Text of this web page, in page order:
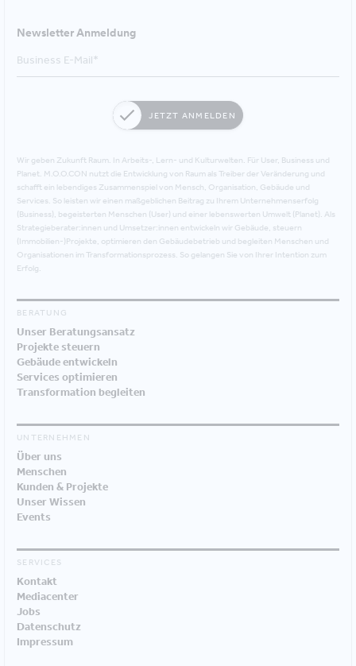
Newsletter Anmeldung
JETZT ANMELDEN
Wir geben Zukunft Raum. In Arbeits-, Lern- und Kulturwelten. Für User, Business und
Planet. M.O.O.CON nutzt die Entwicklung von Raum als Treiber der Veränderung und
schafft ein lebendiges Zusammenspiel von Mensch, Organisation, Gebäude und
Services. So leisten wir einen maßgeblichen Beitrag zu Ihrem Unternehmenserfolg
(Business), begeisterten Menschen (User) und einer lebenswerten Umwelt (Planet). Als
Strategieberater:innen und Umsetzer:innen entwickeln wir Gebäude, steuern
(Immobilien-)Projekte, optimieren den Gebäudebetrieb und begleiten Menschen und
Organisationen im Transformationsprozess. So gelangen Sie von Ihrer Intention zum
Erfolg.
BERATUNG
Unser Beratungsansatz
Projekte steuern
Gebäude entwickeln
Services optimieren
Transformation begleiten
UNTERNEHMEN
Über uns
Menschen
Kunden & Projekte
Unser Wissen
Events
SERVICES
Kontakt
Mediacenter
Jobs
Datenschutz
Impressum